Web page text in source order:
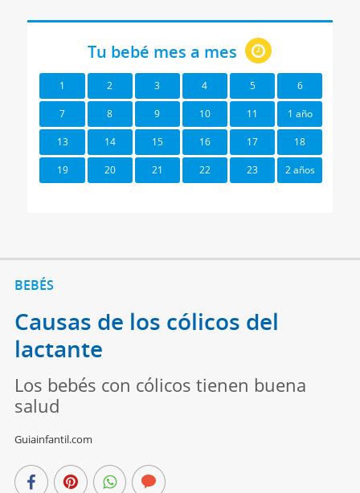
Tu bebé mes a mes
1 2 3 4 5 6
7 8 9 10 11 1 año
13 14 15 16 17 18
19 20 21 22 23 2 años
BEBÉS
Causas de los cólicos del
lactante
Los bebés con cólicos tienen buena
salud
Guiainfantil.com